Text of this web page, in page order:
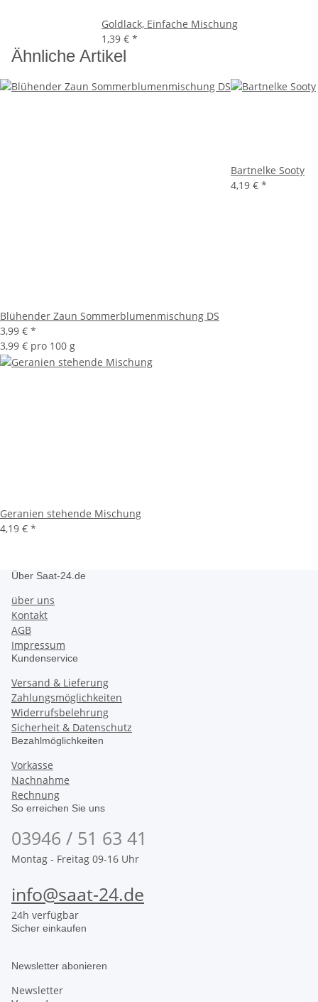
Goldlack, Einfache Mischung
1,39 € *
Ähnliche Artikel
Blühender Zaun Sommerblumenmischung DS
3,99 € *
3,99 € pro 100 g
Bartnelke Sooty
4,19 € *
Geranien stehende Mischung
4,19 € *
Über Saat-24.de
über uns
Kontakt
AGB
Impressum
Kundenservice
Versand & Lieferung
Zahlungsmöglichkeiten
Widerrufsbelehrung
Sicherheit & Datenschutz
Bezahlmöglichkeiten
Vorkasse
Nachnahme
Rechnung
So erreichen Sie uns
03946 / 51 63 41
Montag - Freitag 09-16 Uhr
info@saat-24.de
24h verfügbar
Sicher einkaufen
Newsletter abonieren
Newsletter